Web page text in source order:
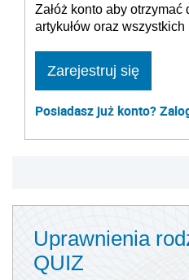
Załóż konto aby otrzymać
artykułów oraz wszystkich
Zarejestruj się
Posiadasz już konto?
Uprawnienia
QUIZ